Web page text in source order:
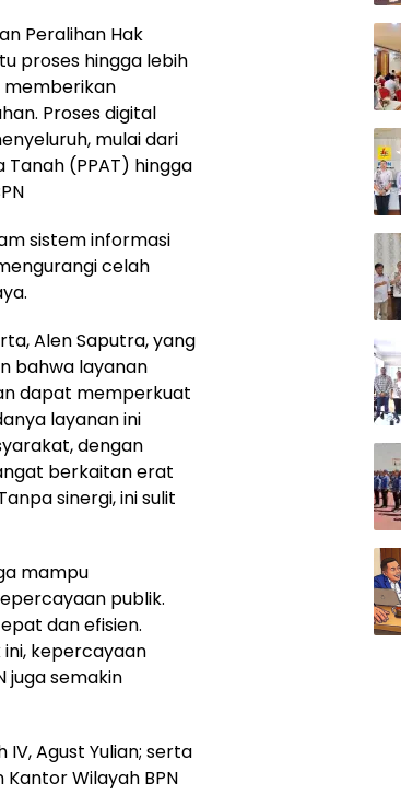
Peralihan Hak
proses hingga lebih
memberikan
Proses digital
mulai dari
(PPAT) hingga
sistem informasi
celah
Alen Saputra, yang
bahwa layanan
dapat memperkuat
layanan ini
dengan
berkaitan erat
sinergi, ini sulit
mampu
publik.
dan efisien.
kepercayaan
juga semakin
Agust Yulian; serta
Wilayah BPN